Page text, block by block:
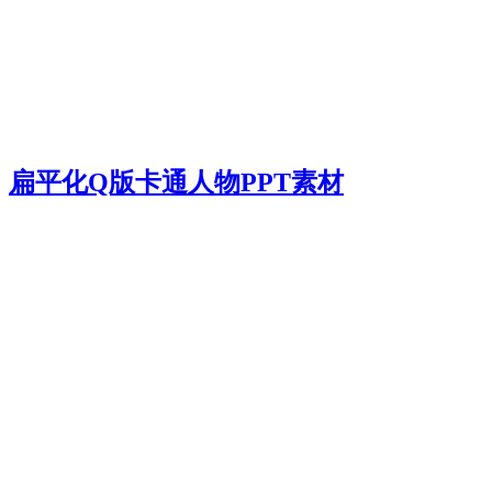
扁平化Q版卡通人物PPT素材